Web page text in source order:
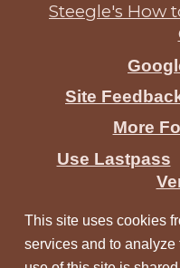
Steegle's How
Site
More
Use Lastpass
This site uses cookies
services and to analyze